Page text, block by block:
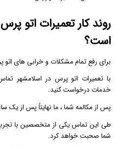
روند کار تعمیرات اتو
است؟
برای رفع تمام مشکلات و خرابی های
با تعمیرات اتو پرس در اسلامشهر
خدمات درخواست کنید.
پس از مکالمه شما ، ما نهایتاً پس از یک
طی این تماس یکی از متخصصین با
شما صحبت خواهد کرد.